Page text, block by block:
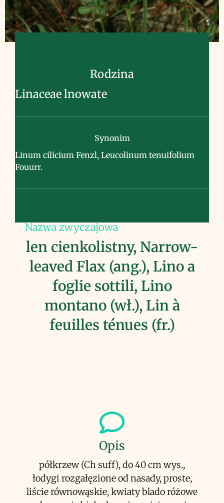
Rodzina
Linaceae lnowate
Synonim
Linum cilicium Fenzl, Leucolinum tenuifolium
Fouurr.
Nazwa zwyczajowa
len cienkolistny, Narrow-
leaved Flax (ang.), Lino a
foglie sottili, Lino
montano (wł.), Lin à
feuilles ténues (fr.)
Opis
półkrzew (Ch suff), do 40 cm wys.,
łodygi rozgałęzione od nasady, proste,
liście równowąskie, kwiaty blado różowe